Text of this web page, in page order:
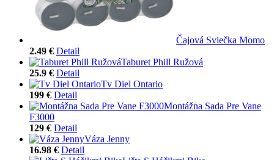
Čajová Sviečka Momo
2.49 € Detail
Taburet Phill Ružová
25.9 € Detail
Tv Diel Ontario
199 € Detail
Montážna Sada Pre Vane
F3000
129 € Detail
Váza Jenny
16.98 € Detail